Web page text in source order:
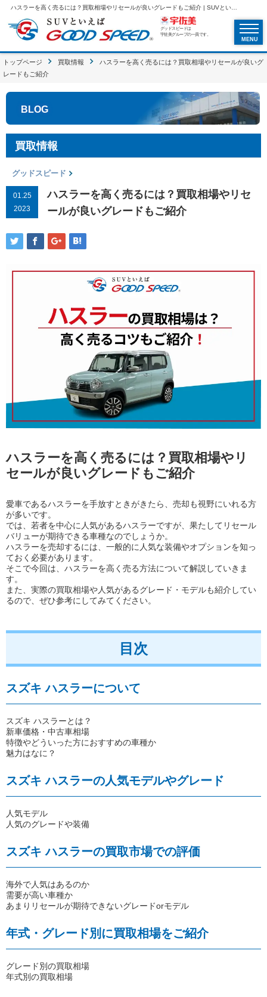
ハスラーを高く売るには？買取相場やリセールが良いグレードもご紹介 | SUVといえばグッドスピードGOOD SPEED
グッドスピードは
宇佐美グループの一員です。
MENU
トップページ 買取情報
ハスラーを高く売るには？買取相場やリセールが良いグ
レードもご紹介
BLOG
買取情報
グッドスピード
01.25
2023
ハスラーを高く売るには？買取相場やリセ
ールが良いグレードもご紹介
ハスラーを高く売るには？買取相場やリ
セールが良いグレードもご紹介
愛車であるハスラーを手放すときがきたら、売却も視野にいれる方
が多いです。
では、若者を中心に人気があるハスラーですが、果たしてリセール
バリューが期待できる車種なのでしょうか。
ハスラーを売却するには、一般的に人気な装備やオプションを知っ
ておく必要があります。
そこで今回は、ハスラーを高く売る方法について解説していきま
す。
また、実際の買取相場や人気があるグレード・モデルも紹介してい
るので、ぜひ参考にしてみてください。
目次
スズキ ハスラーについて
スズキ ハスラーとは？
新車価格・中古車相場
特徴やどういった方におすすめの車種か
魅力はなに？
スズキ ハスラーの人気モデルやグレード
人気モデル
人気のグレードや装備
スズキ ハスラーの買取市場での評価
海外で人気はあるのか
需要が高い車種か
あまりリセールが期待できないグレードorモデル
年式・グレード別に買取相場をご紹介
グレード別の買取相場
年式別の買取相場